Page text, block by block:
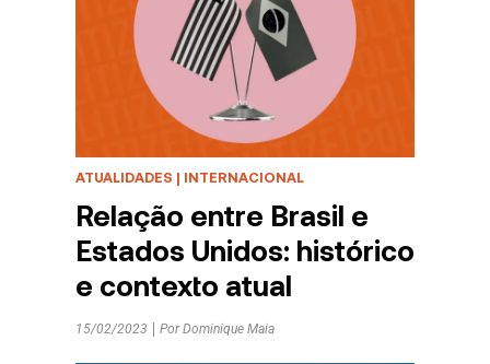
ATUALIDADES | INTERNACIONAL
Relação entre Brasil e
Estados Unidos: histórico
e contexto atual
15/02/2023 Por Dominique Maia